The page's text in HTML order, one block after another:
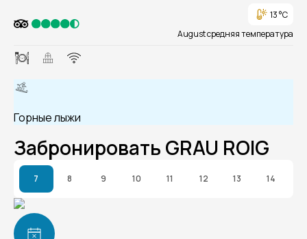
13 °C
August средняя температура
Горные лыжи
Забронировать GRAU ROIG
7 8 9 10 11 12 13 14